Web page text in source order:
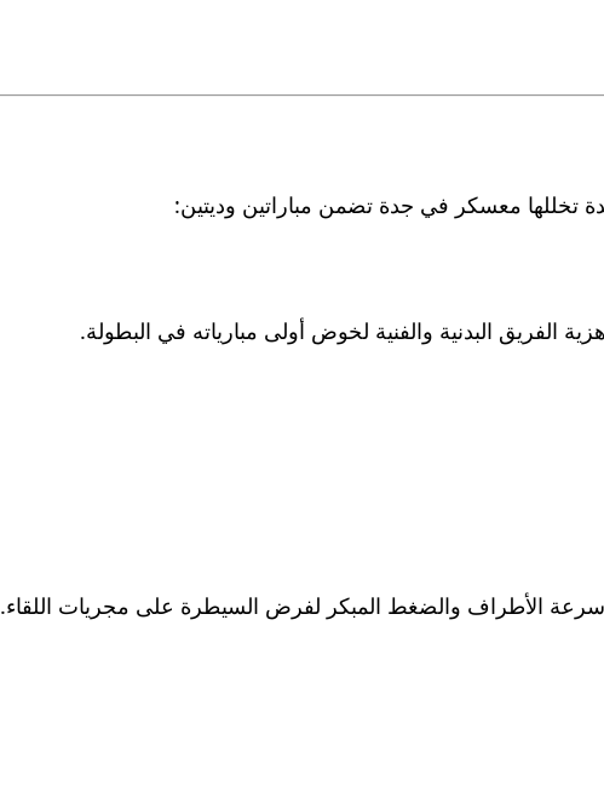
تخللها معسكر في جدة تضمن مباراتين وديتين:
الفريق البدنية والفنية لخوض أولى مبارياته في البطولة.
الأطراف والضغط المبكر لفرض السيطرة على مجريات اللقاء.